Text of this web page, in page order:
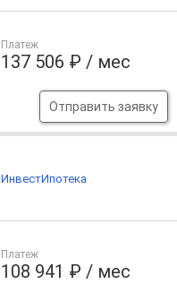
Платеж
137 506 ₽ / мес
Отправить заявку
Платеж
108 941 ₽ / мес
ИнвестИпотека